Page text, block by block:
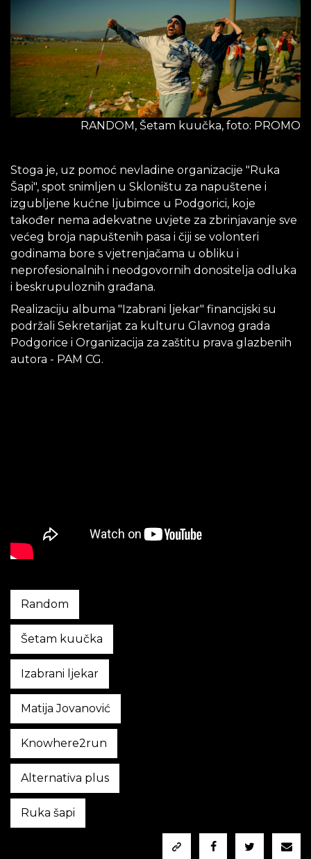
RANDOM, Šetam kuučka, foto: PROMO
Stoga je, uz pomoć nevladine organizacije "Ruka
Šapi", spot snimljen u Skloništu za napuštene i
izgubljene kućne ljubimce u Podgorici, koje
također nema adekvatne uvjete za zbrinjavanje sve
većeg broja napuštenih pasa i čiji se volonteri
godinama bore s vjetrenjačama u obliku i
neprofesionalnih i neodgovornih donositelja odluka
i beskrupuloznih građana.
Realizaciju albuma "Izabrani ljekar" financijski su
podržali Sekretarijat za kulturu Glavnog grada
Podgorice i Organizacija za zaštitu prava glazbenih
autora - PAM CG.
Random
Šetam kuučka
Izabrani ljekar
Matija Jovanović
Knowhere2run
Alternativa plus
Ruka šapi